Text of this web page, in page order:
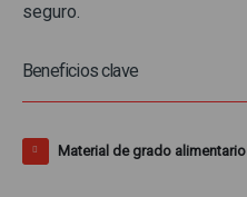
seguro.
Beneficios clave
Material de grado alimentario